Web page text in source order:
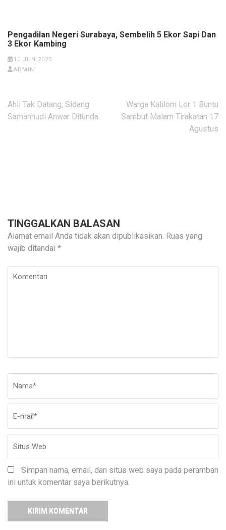
Pengadilan Negeri Surabaya, Sembelih 5 Ekor Sapi Dan
3 Ekor Kambing
10 JUN 2025
ADMIN
Navigasi
pos
Ahli Tak Datang, Sidang
Samanhudi Anwar Ditunda
Warga Kalilom Lor 1 Buntu
Sambut Malam Tirakatan 17
Agustus
TINGGALKAN BALASAN
Alamat email Anda tidak akan dipublikasikan. Ruas yang
wajib ditandai *
Komentari
Simpan nama, email, dan situs web saya pada peramban
ini untuk komentar saya berikutnya.